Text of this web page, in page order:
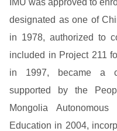
IMU was approved to
designated as one of
in 1978, authorized to
included in Project 211
in 1997, became a
supported by the
Mongolia
Education in 2004,